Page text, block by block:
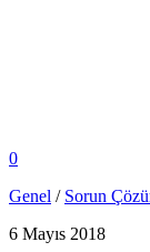
0
Genel / Sorun
6 Mayıs 2018